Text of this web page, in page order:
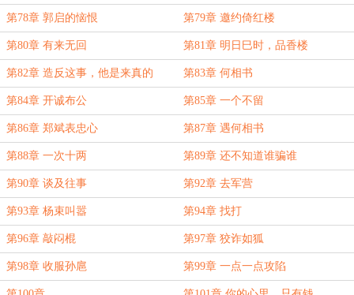
第78章 郭启的恼恨 第79章 邀约倚红楼
第80章 有来无回 第81章 明日巳时，品香楼
第82章 造反这事，他是来真的 第83章 何相书
第84章 开诚布公 第85章 一个不留
第86章 郑斌表忠心 第87章 遇何相书
第88章 一次十两 第89章 还不知道谁骗谁
第90章 谈及往事 第92章 去军营
第93章 杨束叫嚣 第94章 找打
第96章 敲闷棍 第97章 狡诈如狐
第98章 收服孙扈 第99章 一点一点攻陷